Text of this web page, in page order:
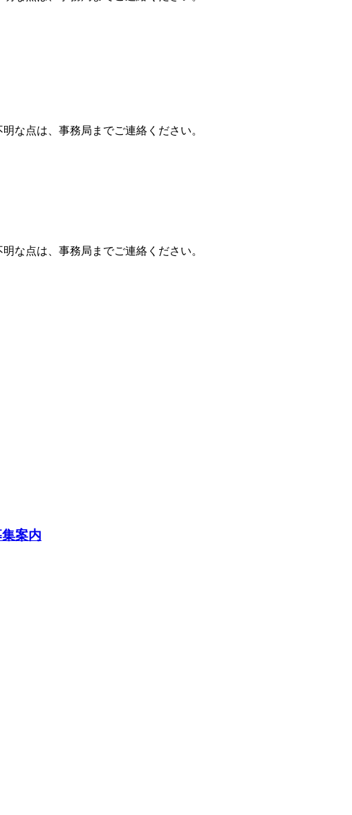
な点は、事務局までご連絡ください。
な点は、事務局までご連絡ください。
案内